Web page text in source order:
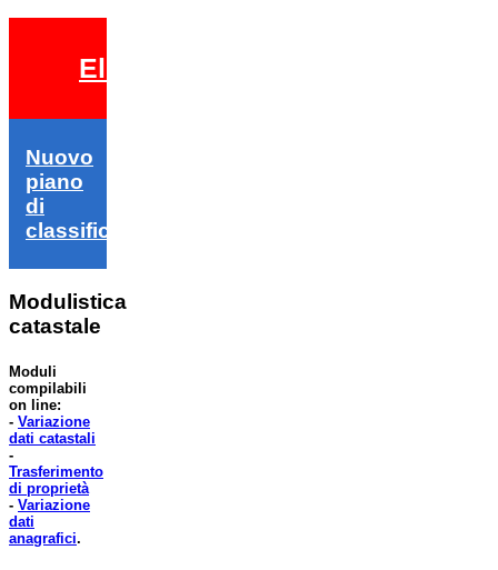
Elezioni 2026
Nuovo
piano
di
classifica
Modulistica
catastale
Moduli
compilabili
on line:
- Variazione
dati catastali
-
Trasferimento
di proprietà
- Variazione
dati
anagrafici.